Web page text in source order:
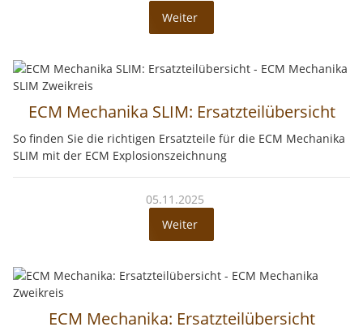
Weiter
ECM Mechanika SLIM: Ersatzteilübersicht
So finden Sie die richtigen Ersatzteile für die ECM Mechanika
SLIM mit der ECM Explosionszeichnung
05.11.2025
Weiter
ECM Mechanika: Ersatzteilübersicht